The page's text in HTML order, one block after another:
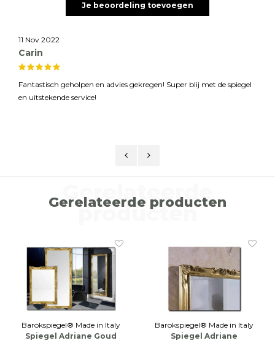
Je beoordeling toevoegen
11 Nov 2022
Carin
Fantastisch geholpen en advies gekregen! Super blij met de spiegel
en uitstekende service!
Gerelateerde producten
Gerelateerde
producten
Barokspiegel® Made in Italy
Spiegel Adriane Goud
Barokspiegel® Made in Italy
Spiegel Adriane